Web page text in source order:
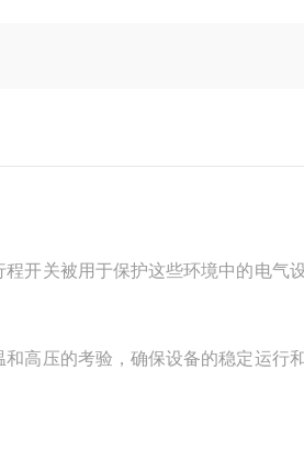
开关被用于保护这些环境中的电气
高压的考验，确保设备的稳定运行